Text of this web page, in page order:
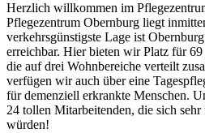
Herzlich willkommen im
Pflegezentrum Obernburg liegt
verkehrsgünstigste Lage ist
erreichbar. Hier bieten wir Platz für
die auf drei Wohnbereiche verteilt
verfügen wir auch über eine
für demenziell erkrankte Menschen.
24 tollen Mitarbeitenden, die sich
würden!